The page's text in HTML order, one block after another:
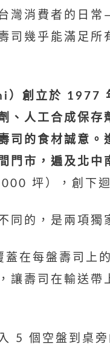
灣消費者的日
司幾乎能滿足所
創立於 1977
、人工合成保存
司的食材誠意。
門市，遍及北中
坪），創下
同的，是兩項獨
在每盤壽司上
讓壽司在輸送帶
5 個空盤到桌旁